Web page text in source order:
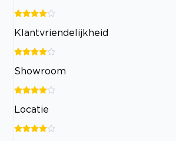
Klantvriendelijkheid
Showroom
Locatie